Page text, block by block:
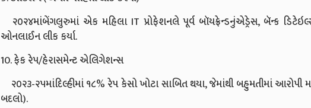
૨૦૨૪માંબેંગલુરુમાં એક મહિલા IT પ્રોફેશનલે પૂર્વ બૉયફ્રેન્ડનુંએડ્રેસ, બૅન્ક
ઓનલાઈન લીક કર્યા.
10. ફેક રેપ/હેરાસમેન્ટ એલિગેશન્સ
૨૦૨૩-૨૫માંદિલ્હીમાં ૧૮% રેપ કેસો ખોટા સાબિત થયા, જેમાંથી બહુમતીમાં
બદલો).